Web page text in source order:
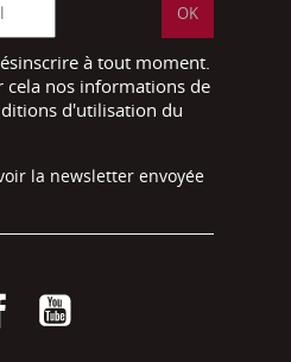
à tout moment.
cela nos informations de
d'utilisation du
la newsletter envoyée
Facebook